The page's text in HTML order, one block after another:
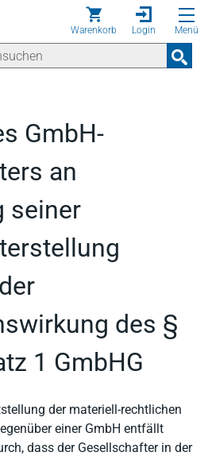
Warenkorb Login Menü
GmbH-
an
seiner
des §
1 GmbHG
der materiell-rechtlichen
einer GmbH entfällt
dass der Gesellschafter in der